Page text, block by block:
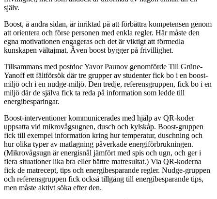
själv.
Boost, å andra sidan, är inriktad på att förbättra kompetensen genom
att orientera och förse personen med enkla regler. Här måste den
egna motivationen engageras och det är viktigt att förmedla
kunskapen vältajmat. Även boost bygger på frivillighet.
Tillsammans med postdoc Yavor Paunov genomförde Till Grüne-
Yanoff ett fältförsök där tre grupper av studenter fick bo i en boost-
miljö och i en nudge-miljö. Den tredje, referensgruppen, fick bo i en
miljö där de själva fick ta reda på information som ledde till
energibesparingar.
Boost-interventioner kommunicerades med hjälp av QR-koder
uppsatta vid mikrovågsugnen, dusch och kylskåp. Boost-gruppen
fick till exempel information kring hur temperatur, duschning och
hur olika typer av matlagning påverkade energiförbrukningen.
(Mikrovågsugn är energisnål jämfört med spis och ugn, och ger i
flera situationer lika bra eller bättre matresultat.) Via QR-koderna
fick de matrecept, tips och energibesparande regler. Nudge-gruppen
och referensgruppen fick också tillgång till energibesparande tips,
men måste aktivt söka efter den.